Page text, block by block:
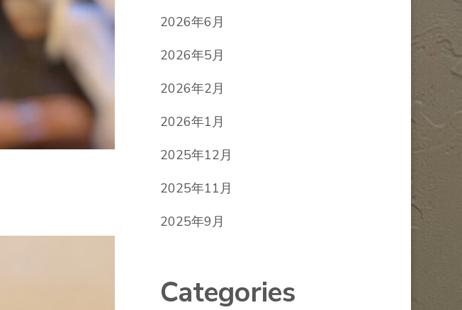
2026年6月
2026年5月
2026年2月
2026年1月
2025年12月
2025年11月
2025年9月
Categories